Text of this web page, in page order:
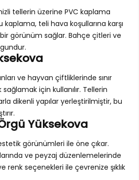
tellerin üzerine PVC kaplama
teli hava koşullarına karşı
görünüm sağlar. Bahçe çitleri ve
ve hayvan çiftliklerinde sınır
için kullanılır. Tellerin
dikenli yapılar yerleştirilmiştir, bu
Yüksekova
görünümleri ile öne çıkar.
ve peyzaj düzenlemelerinde
renk seçenekleri ile çevrenize şıklık